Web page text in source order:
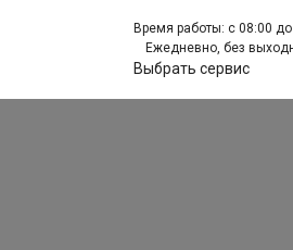
Время работы: с 08:00
Ежедневно, без
Выбрать сервис